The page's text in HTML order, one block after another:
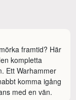
framtid? Här
kompletta
Ett Warhammer
komma igång
med en vän.